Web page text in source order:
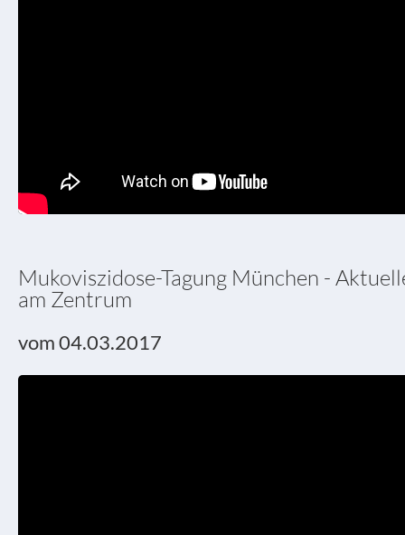
Mukoviszidose-Tagung München -
am Zentrum
vom 04.03.2017